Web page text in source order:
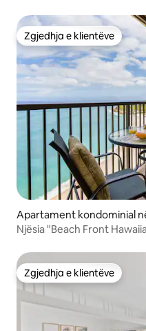
Zgjedhja e klientëve
Zgjedhja e klientëve
Apartament kondominial
Njësia "Beach Front
Zgjedhja e klientëve
Zgjedhja e klientëve